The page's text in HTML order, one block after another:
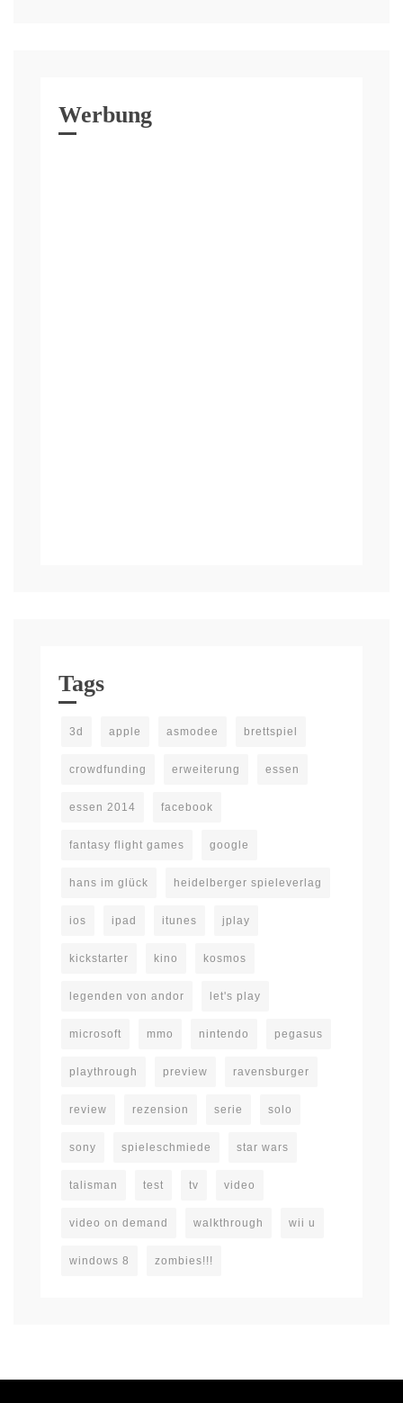
Werbung
Tags
3d apple asmodee brettspiel
crowdfunding erweiterung essen
essen 2014 facebook
fantasy flight games google
hans im glück heidelberger spieleverlag
ios ipad itunes jplay
kickstarter kino kosmos
legenden von andor let's play
microsoft mmo nintendo pegasus
playthrough preview ravensburger
review rezension serie solo
sony spieleschmiede star wars
talisman test tv video
video on demand walkthrough wii u
windows 8 zombies!!!